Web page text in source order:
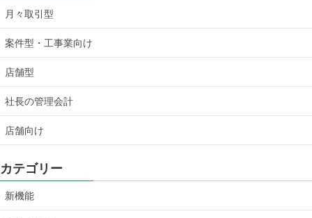
月々取引型
案件型・工事業向け
店舗型
社長の管理会計
店舗向け
カテゴリー
新機能